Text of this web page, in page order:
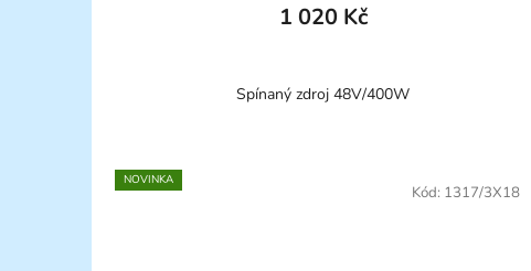
1 020 Kč
Spínaný zdroj 48V/400W
NOVINKA
Kód: 1317/3X18